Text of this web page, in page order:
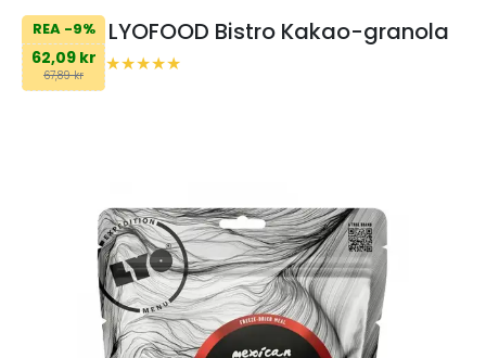
REA -9%
62,09 kr
67,89 kr
LYOFOOD Bistro Kakao-granola